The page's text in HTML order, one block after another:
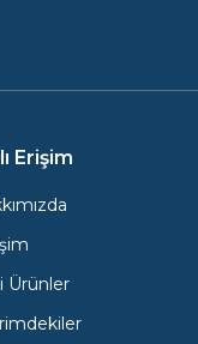
Erişim
Ürünler